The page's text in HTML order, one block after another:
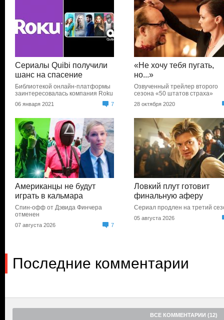
Сериалы Quibi получили
шанс на спасение
Библиотекой онлайн-платформы
заинтересовалась компания Roku
06 января 2021 7
«Не хочу тебя пугать,
но...»
Озвученный трейлер второго
сезона «50 штатов страха»
28 октября 2020
Американцы не будут
играть в кальмара
Спин-офф от Дэвида Финчера
отменен
07 августа 2026 7
Ловкий плут готовит
финальную аферу
Сериал продлен на третий
05 августа 2026
Последние комментарии
ВСЕ КОММЕНТАРИИ (12)